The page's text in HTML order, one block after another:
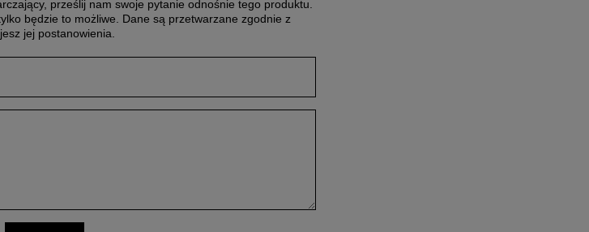
prześlij nam swoje pytanie odnośnie tego produktu.
będzie to możliwe. Dane są przetwarzane zgodnie z
jej postanowienia.